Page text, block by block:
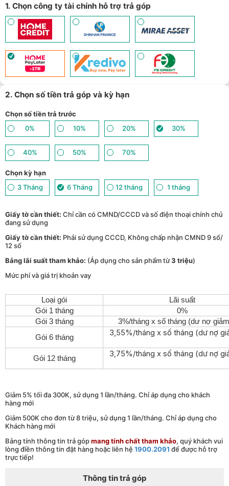
hồ thông minh - ( Xem chi tiết)
10
TPBank Evo - Giảm đến 500.000đ, trả góp 0%, 0 phí lên đến 6
tháng - (Xem chi tiết
Giảm tới 500.000đ khi thanh toán qua Homepaylater - (
tiết)
12
Giảm ngay 50.000đ khi mua gói cước di động Mobifone, Vnsky
lên tới 6GB data/ngày - Trải nghiệm 5G chỉ 99k/tháng - (
tiết)
Nhận báo giá tốt nhất cho khách hàng doanh nghiệp B2B khi
mua số lượng lớn - ( Xem chi tiết)
1. Chọn công ty tài chính hỗ trợ trả góp
2. Chọn số tiền trả góp và kỳ hạn
Chọn số tiền trả trước
0%
10% 20% 30%
40% 50% 70%
Chọn kỳ hạn
3 Tháng
6 Tháng 12 tháng 1 tháng
Giấy tờ cần thiết: Chỉ cần có CMND/CCCD và số điện thoại chính chủ
đang sử dụng
Giấy tờ cần thiết: Phải sử dụng CCCD, Không chấp nhận CMND 9 số/
12 số
Bảng lãi suất tham khảo: (Áp dụng cho sản phẩm từ3 triệu)
Mức phí và giá trị khoản vay
Loại gói
Lãi suất
Gói 1 tháng
0%
Gói 3 tháng
3%/tháng x số tháng (dư nợ
Gói 6 tháng
3,55%/tháng x số tháng (dư nợ
Gói 12 tháng 3,75%/tháng x số tháng (dư nợ
Giảm 5% tối đa 300K, sử dụng 1 lần/tháng. Chỉ áp dụng cho khách
hàng mới
Giảm 500K cho đơn từ 8 triệu, sử dụng 1 lần/tháng. Chỉ áp dụng cho
Khách hàng mới
Bảng tính thông tin trả gópmang tính chất tham khảo, quý khách vui
lòng điền thông tin đặt hàng hoặc liên hệ 1900.2091 để được hỗ trợ
trực tiếp!
Thông tin trả góp